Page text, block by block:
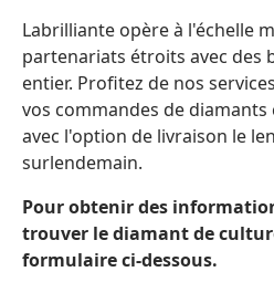
Labrilliante opère à l'échelle
partenariats étroits avec des
entier. Profitez de nos
vos commandes de
avec l'option de livraison le
surlendemain.
Pour obtenir des
trouver le diamant de
formulaire ci-dessous.